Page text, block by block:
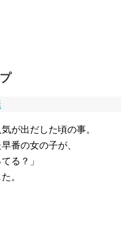
が出だした頃の事。
番の女の子が、
る？」
。